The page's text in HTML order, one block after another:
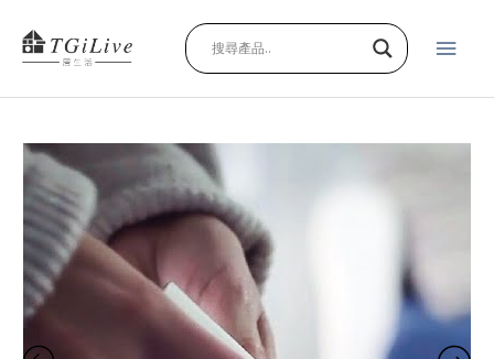
主
輕
巧
納
真
空
壓
縮
機